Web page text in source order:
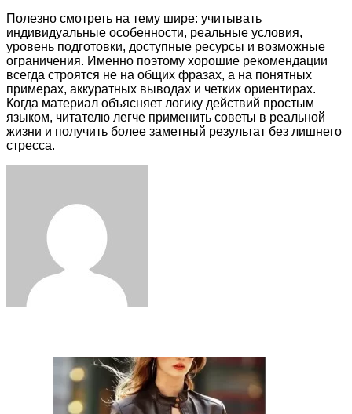
Полезно смотреть на тему шире: учитывать
индивидуальные особенности, реальные условия,
уровень подготовки, доступные ресурсы и возможные
ограничения. Именно поэтому хорошие рекомендации
всегда строятся не на общих фразах, а на понятных
примерах, аккуратных выводах и четких ориентирах.
Когда материал объясняет логику действий простым
языком, читателю легче применить советы в реальной
жизни и получить более заметный результат без лишнего
стресса.